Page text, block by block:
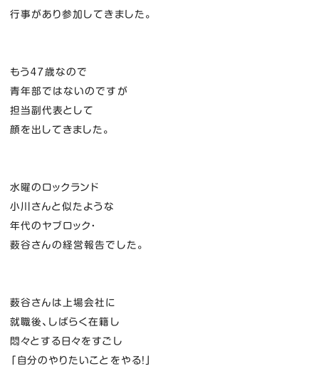
行事があり参加してきました。
もう４７歳なので
青年部ではないのですが
担当副代表として
顔を出してきました。
水曜のロックランド
小川さんと似たような
年代のヤブロック・
薮谷さんの経営報告でした。
薮谷さんは上場会社に
就職後、しばらく在籍し
悶々とする日々をすごし
「自分のやりたいことをやる！」